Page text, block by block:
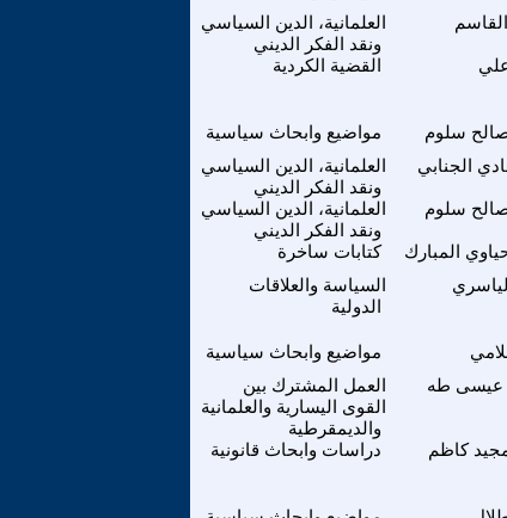
العلمانية، الدين السياسي
ونقد الفكر الديني
القضية الكردية
مواضيع وابحاث سياسية سلوم
العلمانية، الدين السياسي
ونقد الفكر الديني
الجنابي
العلمانية، الدين السياسي
ونقد الفكر الديني
سلوم
كتابات ساخرة المبارك
السياسة والعلاقات
الدولية
مواضيع وابحاث سياسية
العمل المشترك بين
القوى اليسارية والعلمانية
والديمقرطية
عيسى طه
دراسات وابحاث قانونية كاظم